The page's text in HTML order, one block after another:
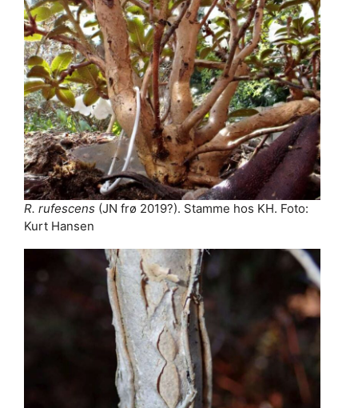
R. rufescens (JN frø 2019?). Stamme hos KH. Foto:
Kurt Hansen